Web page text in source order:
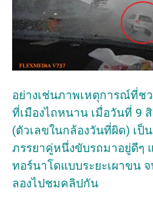
อย่างเช่นภาพเหตุการณ์ที่ช
ที่เมืองไถหนาน เมื่อวันที่ 9
(ตัวเลขในกล้องวันที่ผิด) เ
ภรรยาคู่หนึ่งขับรถมาอยู่ดีๆ
ทอร์นาโดแบบระยะเผาขน
ลองไปชมคลิปกัน